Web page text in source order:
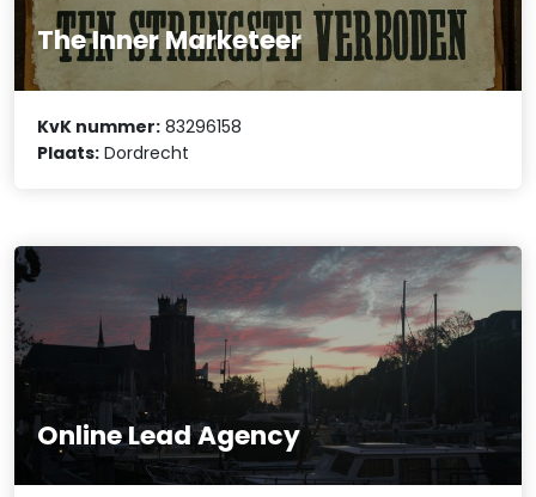
The Inner Marketeer
KvK nummer: 83296158
Plaats: Dordrecht
Online Lead Agency